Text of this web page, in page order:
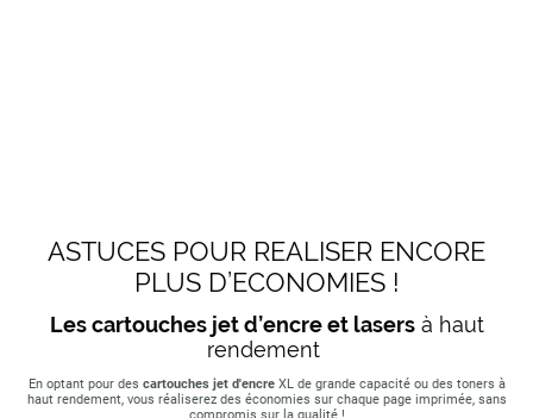
ASTUCES POUR REALISER ENCORE
PLUS D’ECONOMIES !
Les cartouches jet d’encre et lasersà haut
rendement
En optant pour des cartouches jet d'encreXL de grande capacité ou des toners à
haut rendement, vous réaliserez des économies sur chaque page imprimée, sans